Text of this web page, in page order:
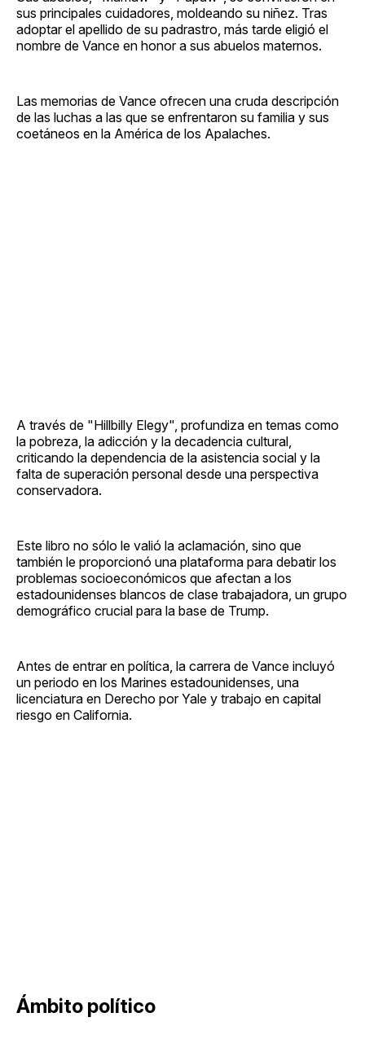
sus principales cuidadores, moldeando su niñez. Tras
adoptar el apellido de su padrastro, más tarde eligió el
nombre de Vance en honor a sus abuelos maternos.
Las memorias de Vance ofrecen una cruda descripción
de las luchas a las que se enfrentaron su familia y sus
coetáneos en la América de los Apalaches.
A través de "Hillbilly Elegy", profundiza en temas como
la pobreza, la adicción y la decadencia cultural,
criticando la dependencia de la asistencia social y la
falta de superación personal desde una perspectiva
conservadora.
Este libro no sólo le valió la aclamación, sino que
también le proporcionó una plataforma para debatir los
problemas socioeconómicos que afectan a los
estadounidenses blancos de clase trabajadora, un grupo
demográfico crucial para la base de Trump.
Antes de entrar en política, la carrera de Vance incluyó
un periodo en los Marines estadounidenses, una
licenciatura en Derecho por Yale y trabajo en capital
riesgo en California.
Ámbito político